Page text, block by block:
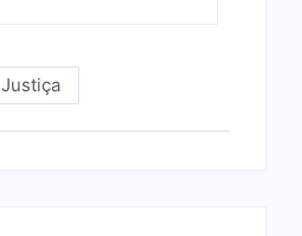
Justiça